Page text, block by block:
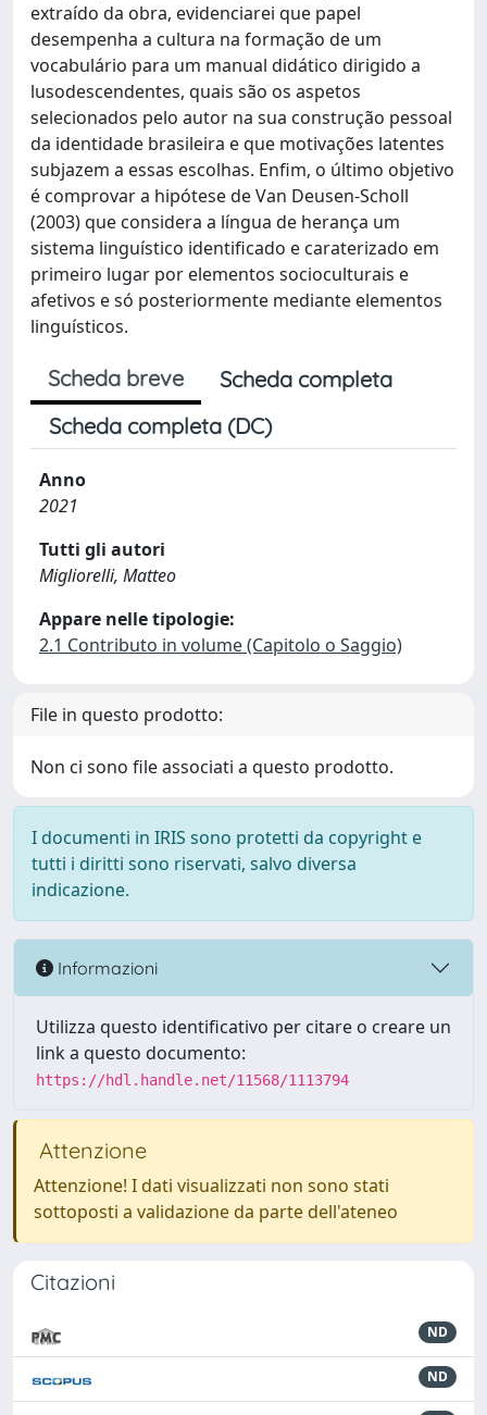
extraído da obra, evidenciarei que papel
desempenha a cultura na formação de um
vocabulário para um manual didático dirigido a
lusodescendentes, quais são os aspetos
selecionados pelo autor na sua construção pessoal
da identidade brasileira e que motivações latentes
subjazem a essas escolhas. Enfim, o último objetivo
é comprovar a hipótese de Van Deusen-Scholl
(2003) que considera a língua de herança um
sistema linguístico identificado e caraterizado em
primeiro lugar por elementos socioculturais e
afetivos e só posteriormente mediante elementos
linguísticos.
Scheda breve
Scheda completa
Scheda completa (DC)
Anno
2021
Tutti gli autori
Migliorelli, Matteo
Appare nelle tipologie:
2.1 Contributo in volume (Capitolo o Saggio)
File in questo prodotto:
Non ci sono file associati a questo prodotto.
I documenti in IRIS sono protetti da copyright e
tutti i diritti sono riservati, salvo diversa
indicazione.
Informazioni
Utilizza questo identificativo per citare o creare un
link a questo documento:
https://hdl.handle.net/11568/1113794
Attenzione
Attenzione! I dati visualizzati non sono stati
sottoposti a validazione da parte dell'ateneo
Citazioni
ND
ND